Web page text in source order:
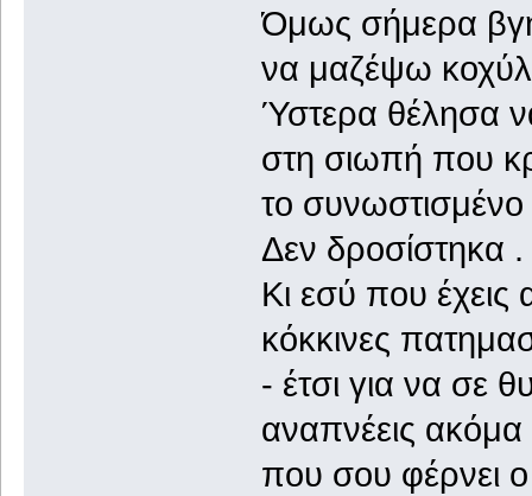
Όμως σήμερα
να μαζέψω
Ύστερα θέλησα
στη σιωπή που
το
Δεν δροσίστηκα .
Κι εσύ που έχεις
κόκκινες
- έτσι για να σε
αναπνέεις ακόμα
που σου φέρνει